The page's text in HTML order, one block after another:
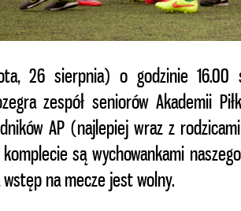
26 sierpnia) o godzinie 16.00
zespół seniorów Akademii
AP (najlepiej wraz z
są wychowankami
wstęp na mecze jest wolny.